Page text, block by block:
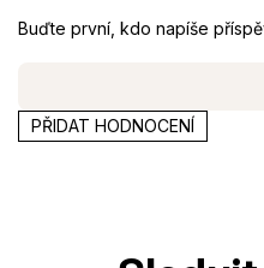
Buďte první, kdo napíše
PŘIDAT HODNOCENÍ